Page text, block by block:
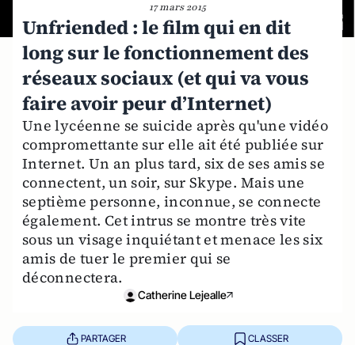
17 mars 2015
Unfriended : le film qui en dit
long sur le fonctionnement des
réseaux sociaux (et qui va vous
faire avoir peur d’Internet)
Une lycéenne se suicide après qu'une vidéo
compromettante sur elle ait été publiée sur
Internet. Un an plus tard, six de ses amis se
connectent, un soir, sur Skype. Mais une
septième personne, inconnue, se connecte
également. Cet intrus se montre très vite
sous un visage inquiétant et menace les six
amis de tuer le premier qui se
déconnectera.
Catherine Lejealle
PARTAGER CLASSER